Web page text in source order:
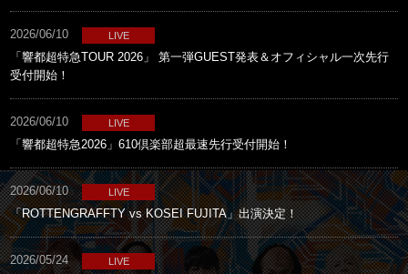
2026/06/10 LIVE
「響都超特急TOUR 2026」 第一弾GUEST発表＆オフィシャル一次先行
受付開始！
2026/06/10 LIVE
「響都超特急2026」610倶楽部超最速先行受付開始！
2026/06/10 LIVE
「ROTTENGRAFFTY vs KOSEI FUJITA」出演決定！
2026/05/24 LIVE